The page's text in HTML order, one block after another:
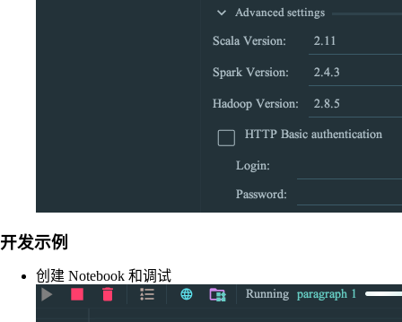
开发示例
创建 Notebook 和调试